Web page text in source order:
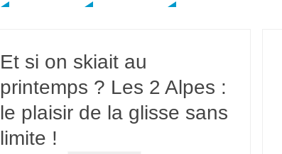
Et si on skiait au
printemps ? Les 2 Alpes :
le plaisir de la glisse sans
limite !